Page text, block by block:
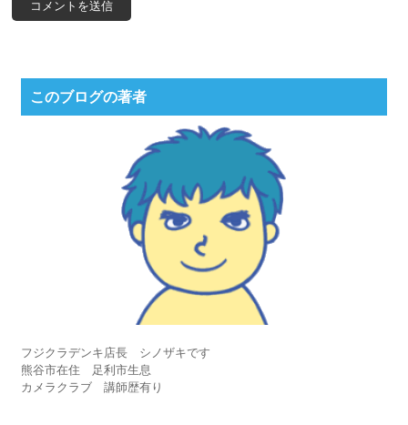
このブログの著者
フジクラデンキ店長 シノザキです
熊谷市在住 足利市生息
カメラクラブ 講師歴有り